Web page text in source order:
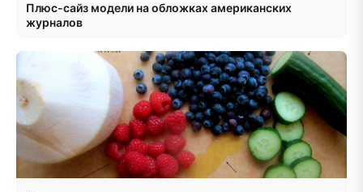
Плюс-сайз модели на обложках американских
журналов